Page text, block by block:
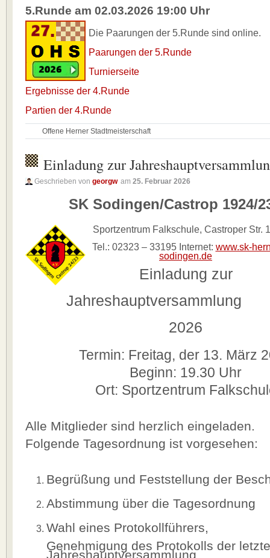
5.Runde am 02.03.2026 19:00 Uhr
Die Paarungen der 5.Runde sind online.
Paarungen der 5.Runde
Turnierseite
Ergebnisse der 4.Runde
Partien der 4.Runde
Offene Herner Stadtmeisterschaft
Einladung zur
Geschrieben von georgw am 25. Februar 2026
SK Sodingen/Castrop 1924/
Sportzentrum Falkschule, Castroper Str.
Tel.: 02323 – 33195 Internet: www.sk-
sodingen.de
Einladung zur
Jahreshauptversammlung
2026
Termin: Freitag, der 13. März
Beginn: 19.30 Uhr
Ort: Sportzentrum
Alle Mitglieder sind herzlich eingeladen.
Folgende Tagesordnung ist vorgesehen:
Begrüßung und Feststellung der
Abstimmung über die Tagesordnung
Wahl eines Protokollführers,
Genehmigung des Protokolls der
Jahreshauptversammlung